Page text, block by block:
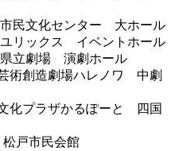
民文化センター 大ホール
リックス イベントホール
立劇場 演劇ホール
術創造劇場ハレノワ 中劇
化プラザかるぽーと 四国
松戸市民会館